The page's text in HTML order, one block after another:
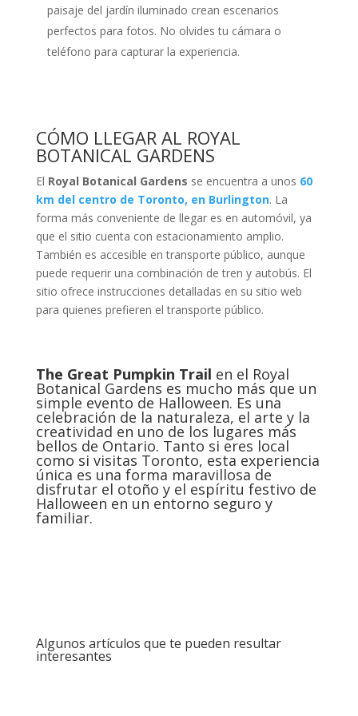
paisaje del jardín iluminado crean escenarios
perfectos para fotos. No olvides tu cámara o
teléfono para capturar la experiencia.
CÓMO LLEGAR AL ROYAL
BOTANICAL GARDENS
El Royal Botanical Gardens se encuentra a unos 60
km del centro de Toronto, en Burlington. La
forma más conveniente de llegar es en automóvil, ya
que el sitio cuenta con estacionamiento amplio.
También es accesible en transporte público, aunque
puede requerir una combinación de tren y autobús. El
sitio ofrece instrucciones detalladas en su sitio web
para quienes prefieren el transporte público.
The Great Pumpkin Trail en el Royal
Botanical Gardens es mucho más que un
simple evento de Halloween. Es una
celebración de la naturaleza, el arte y la
creatividad en uno de los lugares más
bellos de Ontario. Tanto si eres local
como si visitas Toronto, esta experiencia
única es una forma maravillosa de
disfrutar el otoño y el espíritu festivo de
Halloween en un entorno seguro y
familiar.
Algunos artículos que te pueden resultar
interesantes